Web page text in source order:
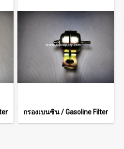
กรองเบนซิน / Gasoline Filter